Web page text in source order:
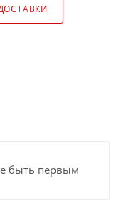
быть первым